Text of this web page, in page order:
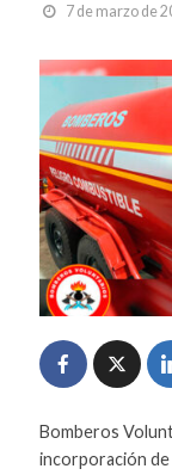
7 de marzo de
Bomberos
incorporación de